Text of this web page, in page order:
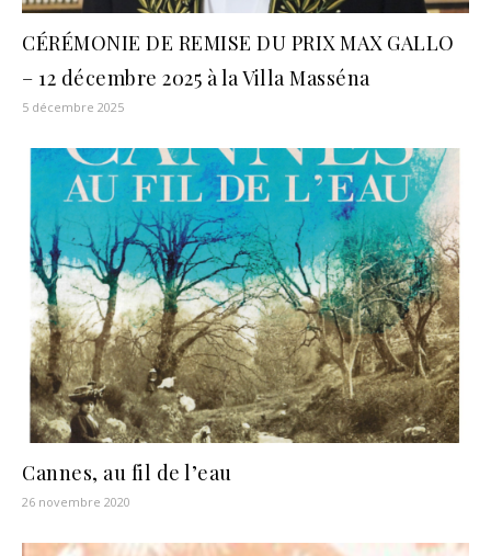
CÉRÉMONIE DE REMISE DU PRIX MAX GALLO
– 12 décembre 2025 à la Villa Masséna
5 décembre 2025
Cannes, au fil de l’eau
26 novembre 2020